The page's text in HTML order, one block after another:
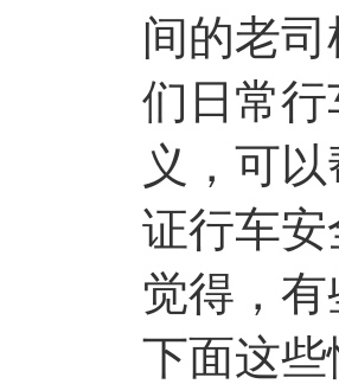
间的老
们日常
义，可
证行车
觉得，
下面这